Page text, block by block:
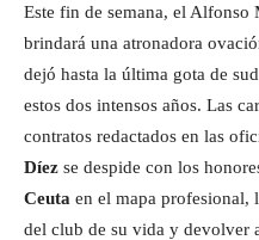
Este fin de semana, el Alfonso
brindará una atronadora
dejó hasta la última gota de
estos dos intensos años. Las
contratos redactados en las
Díez se despide con los
Ceuta en el mapa profesional,
del club de su vida y devolver